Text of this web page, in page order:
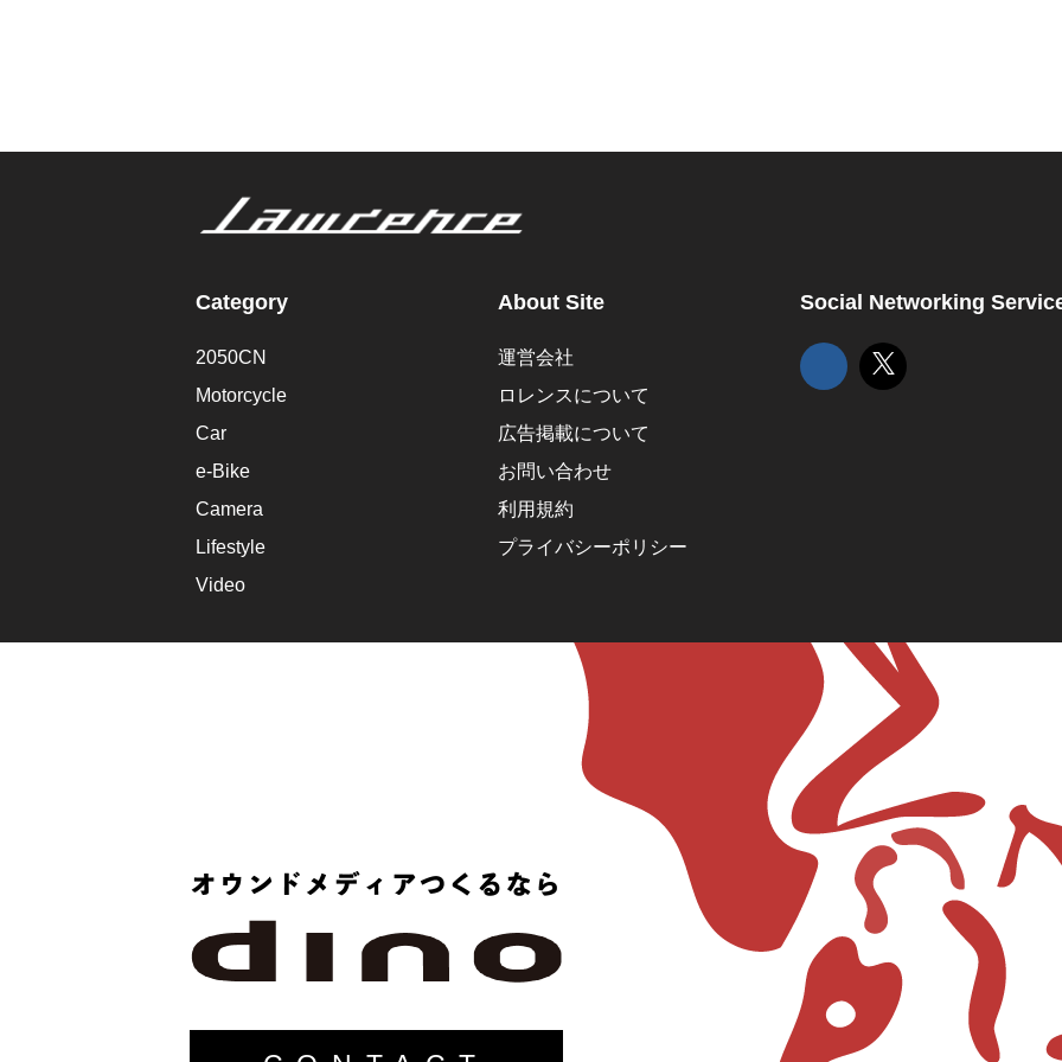
Category
2050CN
Motorcycle
Car
e-Bike
Camera
Lifestyle
Video
About Site
運営会社
ロレンスについて
広告掲載について
お問い合わせ
利用規約
プライバシーポリシー
Social Networking